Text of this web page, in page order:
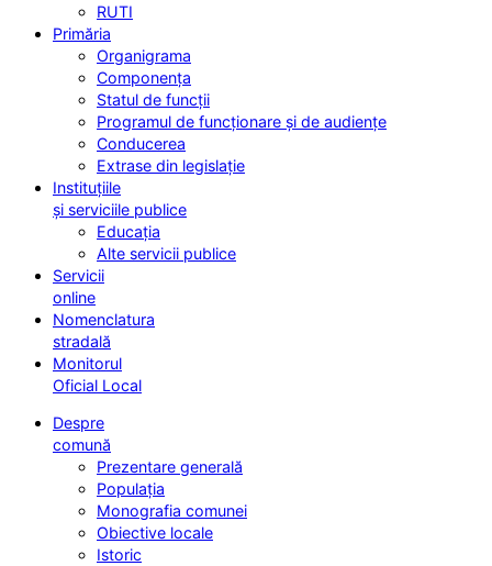
RUTI
Primăria
Organigrama
Componența
Statul de funcții
Programul de funcționare și de audiențe
Conducerea
Extrase din legislație
Instituțiile
și serviciile publice
Educația
Alte servicii publice
Servicii
online
Nomenclatura
stradală
Monitorul
Oficial Local
Despre
comună
Prezentare generală
Populația
Monografia comunei
Obiective locale
Istoric